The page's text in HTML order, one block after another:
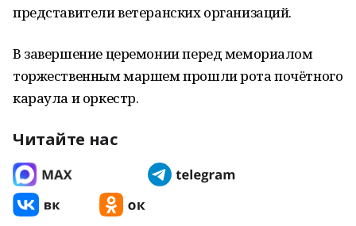
представители ветеранских организаций.
В завершение церемонии перед мемориалом
торжественным маршем прошли рота почётного
караула и оркестр.
Читайте нас